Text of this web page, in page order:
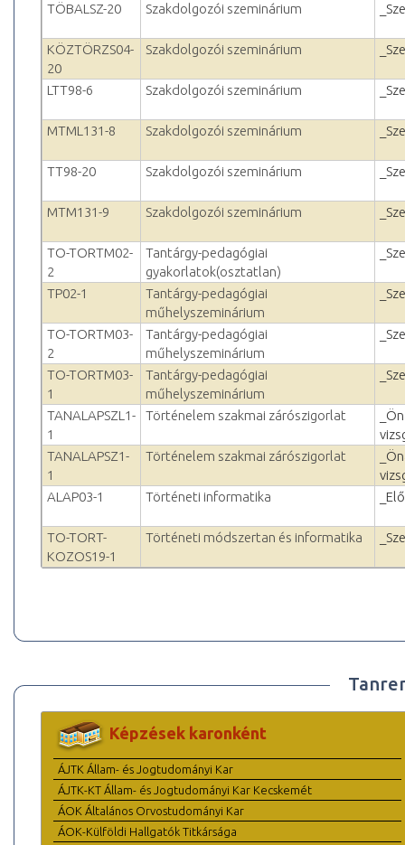
TÖBALSZ-20 Szakdolgozói szeminárium
KÖZTÖRZS04-
20
Szakdolgozói szeminárium
LTT98-6 Szakdolgozói szeminárium
MTML131-8 Szakdolgozói szeminárium
TT98-20 Szakdolgozói szeminárium
MTM131-9 Szakdolgozói szeminárium
TO-TORTM02-
2
Tantárgy-pedagógiai
gyakorlatok(osztatlan)
TP02-1
Tantárgy-pedagógiai
műhelyszeminárium
TO-TORTM03-
2
Tantárgy-pedagógiai
műhelyszeminárium
TO-TORTM03-
1
Tantárgy-pedagógiai
műhelyszeminárium
TANALAPSZL1-
1
Történelem szakmai zárószigorlat
TANALAPSZ1-
1
Történelem szakmai zárószigorlat
ALAP03-1
Történeti informatika
TO-TORT-
KOZOS19-1
Történeti módszertan és informatika
Képzések karonként
ÁJTK Állam- és Jogtudományi Kar
ÁJTK-KT Állam- és Jogtudományi Kar Kecskemét
ÁOK Általános Orvostudományi Kar
ÁOK-Külföldi Hallgatók Titkársága